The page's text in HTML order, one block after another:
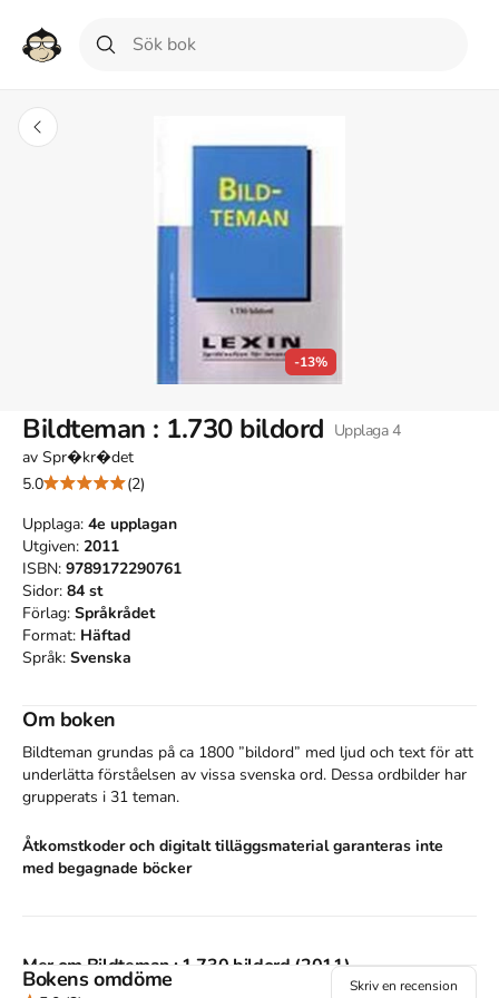
-13%
Bildteman : 1.730 bildord Upplaga4
av Spr�kr�det
5.0
(2)
Upplaga: 4e upplagan
Utgiven: 2011
ISBN: 9789172290761
Sidor: 84 st
Förlag: Språkrådet
Format: Häftad
Språk: Svenska
Om boken
Bildteman grundas på ca 1800 ”bildord” med ljud och text för att
underlätta förståelsen av vissa svenska ord. Dessa ordbilder har
grupperats i 31 teman.
Åtkomstkoder och digitalt tilläggsmaterial garanteras inte
med begagnade böcker
Mer om Bildteman : 1.730 bildord (2011)
Bokens omdöme Skriv en recension